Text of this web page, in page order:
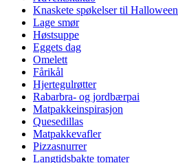
Knaskete spøkelser til Halloween
Lage smør
Høstsuppe
Eggets dag
Omelett
Fårikål
Hjertegulrøtter
Rabarbra- og jordbærpai
Matpakkeinspirasjon
Quesedillas
Matpakkevafler
Pizzasnurrer
Langtidsbakte tomater